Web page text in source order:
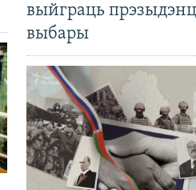
выйграць
выбары